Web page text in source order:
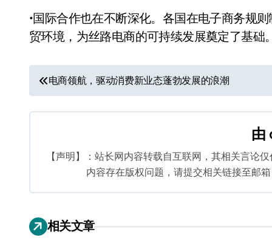
•国际合作也在不断深化。各国在电子商务规
贸环境，为丝路电商的可持续发展奠定了基础
文
章
电商领航，驱动消费新业态蓬勃发展的浪潮
由
【声明】：站长网内容转载自互联网，其相关言论
内容存在版权问题，请提交相关链接至邮
相关文章